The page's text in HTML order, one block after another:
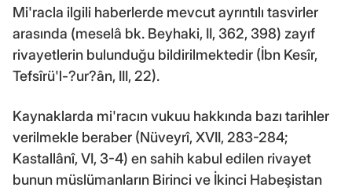
Mi'racla ilgili haberlerde mevcut ayrıntılı tasvirler
arasında (meselâ bk. Beyhaki, II, 362, 398) zayıf
rivayetlerin bulunduğu bildirilmektedir (İbn Kesîr,
Tefsîrü'l-?ur?ân, III, 22).
Kaynaklarda mi'racın vukuu hakkında bazı tarihler
verilmekle beraber (Nüveyrî, XVII, 283-284;
Kastallânî, VI, 3-4) en sahih kabul edilen rivayet
bunun müslümanların Birinci ve İkinci Habeşistan